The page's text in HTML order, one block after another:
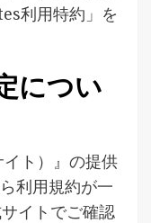
利用特約」を
につい
ト）』の提供
利用規約が一
イトでご確認